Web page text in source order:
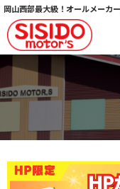
岡山西部最大級！オールメーカ